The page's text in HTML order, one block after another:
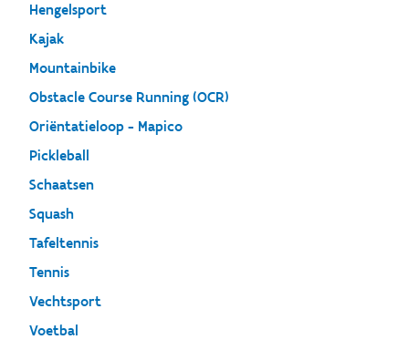
Hengelsport
Kajak
Mountainbike
Obstacle Course Running (OCR)
Oriëntatieloop - Mapico
Pickleball
Schaatsen
Squash
Tafeltennis
Tennis
Vechtsport
Voetbal